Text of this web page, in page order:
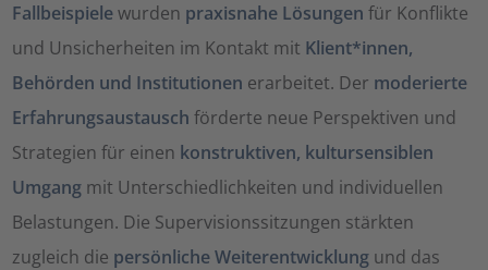
Fallbeispielewurden praxisnahe Lösungen für Konflikte
und Unsicherheiten im Kontakt mit Klient*innen,
Behörden und Institutionen erarbeitet. Der moderierte
Erfahrungsaustausch förderte neue Perspektiven und
Strategien für einen konstruktiven, kultursensiblen
Umgang mit Unterschiedlichkeiten und individuellen
Belastungen. Die Supervisionssitzungen stärkten
zugleich die persönliche Weiterentwicklung und das